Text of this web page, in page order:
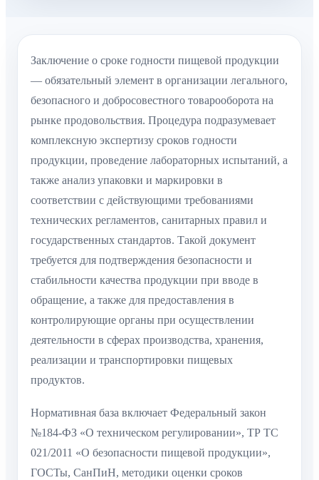
Заключение о сроке годности пищевой продукции
— обязательный элемент в организации легального,
безопасного и добросовестного товарооборота на
рынке продовольствия. Процедура подразумевает
комплексную экспертизу сроков годности
продукции, проведение лабораторных испытаний, а
также анализ упаковки и маркировки в
соответствии с действующими требованиями
технических регламентов, санитарных правил и
государственных стандартов. Такой документ
требуется для подтверждения безопасности и
стабильности качества продукции при вводе в
обращение, а также для предоставления в
контролирующие органы при осуществлении
деятельности в сферах производства, хранения,
реализации и транспортировки пищевых
продуктов.
Нормативная база включает Федеральный закон
№184-ФЗ «О техническом регулировании», ТР ТС
021/2011 «О безопасности пищевой продукции»,
ГОСТы, СанПиН, методики оценки сроков